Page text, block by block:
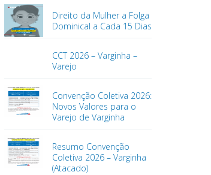
Direito da Mulher a Folga
Dominical a Cada 15 Dias
CCT 2026 – Varginha –
Varejo
Convenção Coletiva 2026:
Novos Valores para o
Varejo de Varginha
Resumo Convenção
Coletiva 2026 – Varginha
(Atacado)